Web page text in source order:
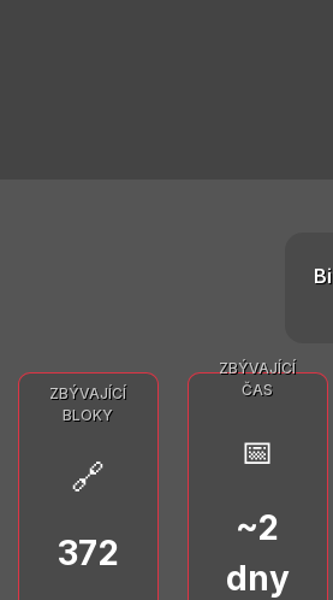
ZBÝVAJÍCÍ
BLOKY
🔗
372
ZBÝVAJÍCÍ
ČAS
📅
~2
dny